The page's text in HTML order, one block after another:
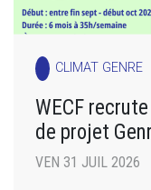
CLIMAT GENRE
WECF
de projet
VEN 31 JUIL 2026